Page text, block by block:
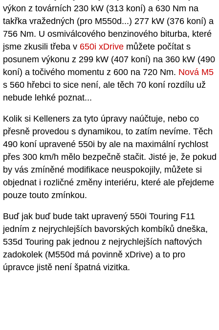
výkon z továrních 230 kW (313 koní) a 630 Nm na
takřka vražedných (pro M550d...) 277 kW (376 koní) a
756 Nm. U osmiválcového benzinového biturba, které
jsme zkusili třeba v 650i xDrive můžete počítat s
posunem výkonu z 299 kW (407 koní) na 360 kW (490
koní) a točivého momentu z 600 na 720 Nm. Nová M5
s 560 hřebci to sice není, ale těch 70 koní rozdílu už
nebude lehké poznat...
Kolik si Kelleners za tyto úpravy naúčtuje, nebo co
přesně provedou s dynamikou, to zatím nevíme. Těch
490 koní upravené 550i by ale na maximální rychlost
přes 300 km/h mělo bezpečně stačit. Jisté je, že pokud
by vás zmíněné modifikace neuspokojily, můžete si
objednat i rozličné změny interiéru, které ale přejdeme
pouze touto zmínkou.
Buď jak buď bude takt upravený 550i Touring F11
jedním z nejrychlejších bavorských kombíků dneška,
535d Touring pak jednou z nejrychlejších naftových
zadokolek (M550d má povinně xDrive) a to pro
úpravce jistě není špatná vizitka.